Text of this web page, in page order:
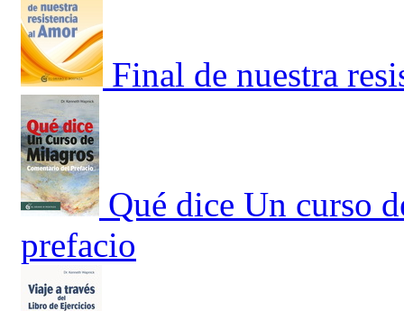
Final de nuestra
Qué dice Un curso
prefacio